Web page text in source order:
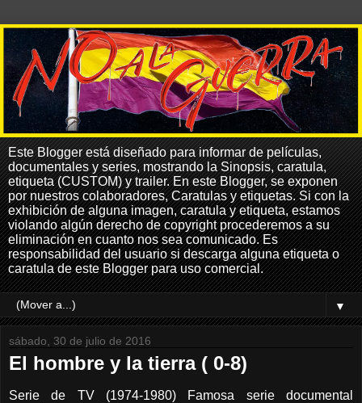
Este Blogger está diseñado para informar de películas,
documentales y series, mostrando la Sinopsis, caratula,
etiqueta (CUSTOM) y trailer. En este Blogger, se exponen
por nuestros colaboradores, Caratulas y etiquetas. Si con la
exhibición de alguna imagen, caratula y etiqueta, estamos
violando algún derecho de copyright procederemos a su
eliminación en cuanto nos sea comunicado. Es
responsabilidad del usuario si descarga alguna etiqueta o
caratula de este Blogger para uso comercial.
▼
sábado, 30 de julio de 2016
El hombre y la tierra ( 0-8)
Serie de TV (1974-1980) Famosa serie documental